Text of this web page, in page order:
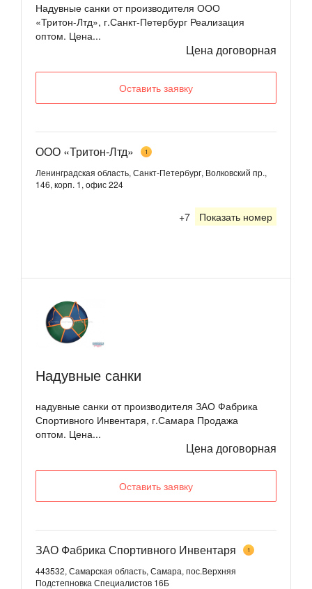
Надувные санки от производителя ООО
«Тритон-Лтд», г.Санкт-Петербург Реализация
оптом. Цена...
Цена договорная
Оставить заявку
ООО «Тритон-Лтд» 1
Ленинградская область, Санкт-Петербург, Волковский пр.,
146, корп. 1, офис 224
+7 Показать номер
Надувные санки
надувные санки от производителя ЗАО Фабрика
Спортивного Инвентаря, г.Самара Продажа
оптом. Цена...
Цена договорная
Оставить заявку
ЗАО Фабрика Спортивного Инвентаря 1
443532, Самарская область, Самара, пос.Верхняя
Подстепновка Специалистов 16Б